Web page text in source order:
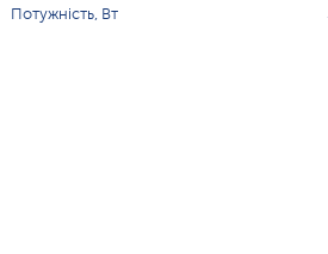
Потужність, Вт